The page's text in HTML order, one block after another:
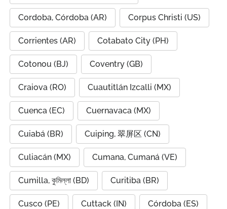
Cordoba, Córdoba (AR) Corpus Christi (US)
Corrientes (AR) Cotabato City (PH)
Cotonou (BJ) Coventry (GB)
Craiova (RO) Cuautitlán Izcalli (MX)
Cuenca (EC) Cuernavaca (MX)
Cuiabá (BR) Cuiping, 翠屏区 (CN)
Culiacán (MX) Cumana, Cumaná (VE)
Cumilla, কুমিল্লা (BD) Curitiba (BR)
Cusco (PE) Cuttack (IN) Córdoba (ES)